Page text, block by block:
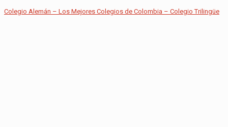
Colegio Alemán – Los Mejores Colegios de Colombia – Colegio Trilingüe